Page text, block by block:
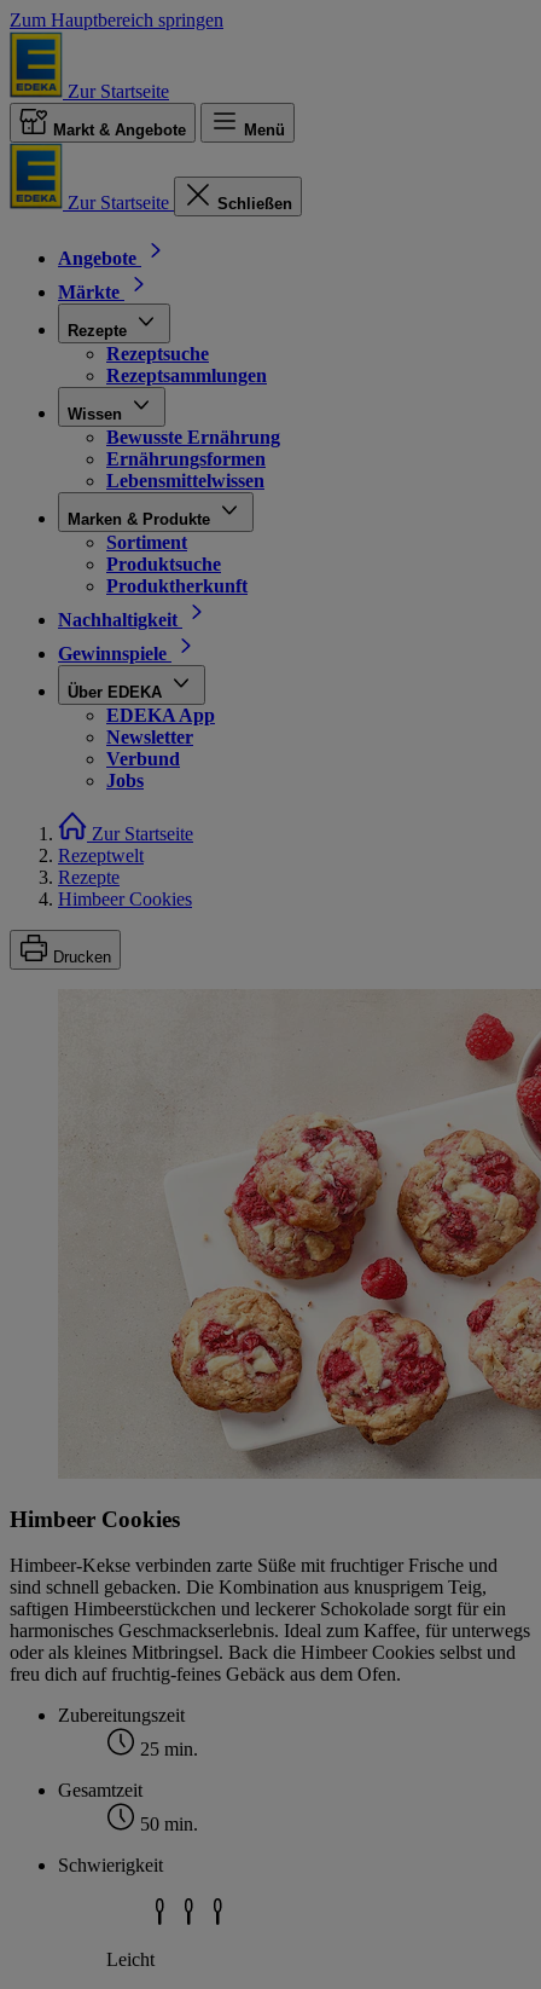
Zum Hauptbereich springen
Zur Startseite
Markt & Angebote Menü
Zur Startseite Schließen
Angebote
Märkte
Rezepte
Rezeptsuche
Rezeptsammlungen
Wissen
Bewusste Ernährung
Ernährungsformen
Lebensmittelwissen
Marken & Produkte
Sortiment
Produktsuche
Produktherkunft
Nachhaltigkeit
Gewinnspiele
Über EDEKA
EDEKA App
Newsletter
Verbund
Jobs
Zur Startseite
Rezeptwelt
Rezepte
Himbeer Cookies
Drucken
Himbeer Cookies
Himbeer-Kekse verbinden zarte Süße mit fruchtiger Frische und
sind schnell gebacken. Die Kombination aus knusprigem Teig,
saftigen Himbeerstückchen und leckerer Schokolade sorgt für ein
harmonisches Geschmackserlebnis. Ideal zum Kaffee, für unterwegs
oder als kleines Mitbringsel. Back die Himbeer Cookies selbst und
freu dich auf fruchtig-feines Gebäck aus dem Ofen.
Zubereitungszeit
25 min.
Gesamtzeit
50 min.
Schwierigkeit
Leicht